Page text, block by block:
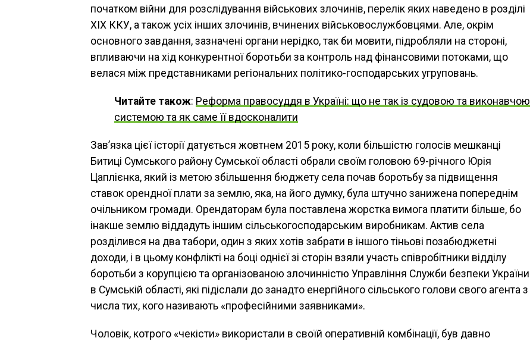
початком війни для розслідування військових злочинів, перелік яких наведено в розділі
ХІХ ККУ, а також усіх інших злочинів, вчинених військовослужбовцями. Але, окрім
основного завдання, зазначені органи нерідко, так би мовити, підробляли на стороні,
впливаючи на хід конкурентної боротьби за контроль над фінансовими потоками, що
велася між представниками регіональних політико-господарських угруповань.
Читайте також: Реформа правосуддя в Україні: що не так із судовою та виконавчою
системою та як саме її вдосконалити
Зав’язка цієї історії датується жовтнем 2015 року, коли більшістю голосів мешканці
Битиці Сумського району Сумської області обрали своїм головою 69-річного Юрія
Цаплієнка, який із метою збільшення бюджету села почав боротьбу за підвищення
ставок орендної плати за землю, яка, на його думку, була штучно занижена попереднім
очільником громади. Орендаторам була поставлена жорстка вимога платити більше, бо
інакше землю віддадуть іншим сільськогосподарським виробникам. Актив села
розділився на два табори, один з яких хотів забрати в іншого тіньові позабюджетні
доходи, і в цьому конфлікті на боці однієї зі сторін взяли участь співробітники відділу
боротьби з корупцією та організованою злочинністю Управління Служби безпеки України
в Сумській області, які підіслали до занадто енергійного сільського голови свого агента з
числа тих, кого називають «професійними заявниками».
Чоловік, котрого «чекісти» використали в своїй оперативній комбінації, був давно